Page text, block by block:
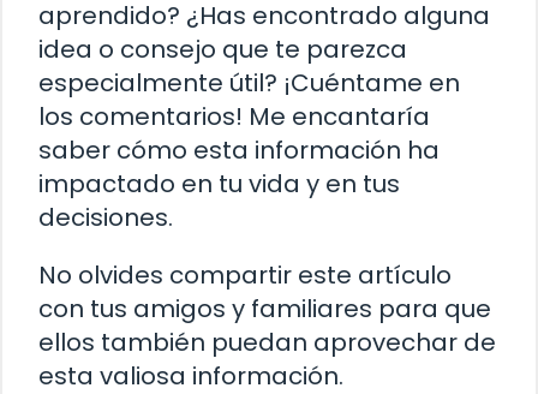
aprendido? ¿Has encontrado alguna
idea o consejo que te parezca
especialmente útil? ¡Cuéntame en
los comentarios! Me encantaría
saber cómo esta información ha
impactado en tu vida y en tus
decisiones.
No olvides compartir este artículo
con tus amigos y familiares para que
ellos también puedan aprovechar de
esta valiosa información.